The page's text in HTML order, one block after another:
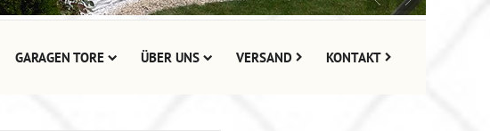
GARAGEN TORE ÜBER UNS VERSAND KONTAKT